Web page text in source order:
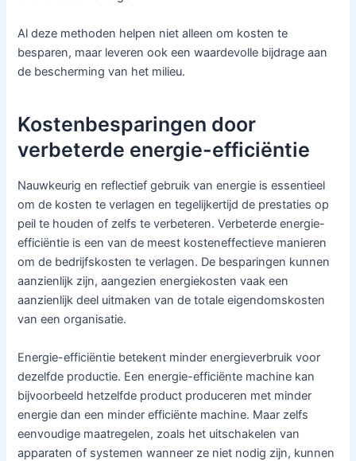
Al deze methoden helpen niet alleen om kosten te
besparen, maar leveren ook een waardevolle bijdrage aan
de bescherming van het milieu.
Kostenbesparingen door
verbeterde energie-efficiëntie
Nauwkeurig en reflectief gebruik van energie is essentieel
om de kosten te verlagen en tegelijkertijd de prestaties op
peil te houden of zelfs te verbeteren. Verbeterde energie-
efficiëntie is een van de meest kosteneffectieve manieren
om de bedrijfskosten te verlagen. De besparingen kunnen
aanzienlijk zijn, aangezien energiekosten vaak een
aanzienlijk deel uitmaken van de totale eigendomskosten
van een organisatie.
Energie-efficiëntie betekent minder energieverbruik voor
dezelfde productie. Een energie-efficiënte machine kan
bijvoorbeeld hetzelfde product produceren met minder
energie dan een minder efficiënte machine. Maar zelfs
eenvoudige maatregelen, zoals het uitschakelen van
apparaten of systemen wanneer ze niet nodig zijn, kunnen